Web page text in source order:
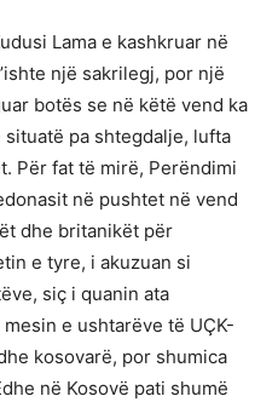
Lama e kashkruar në
një sakrilegj, por një
botës se në këtë vend ka
pa shtegdalje, lufta
Për fat të mirë, Perëndimi
në pushtet në vend
dhe britanikët për
e tyre, i akuzuan si
siç i quanin ata
e ushtarëve të UÇK-
kosovarë, por shumica
në Kosovë pati shumë